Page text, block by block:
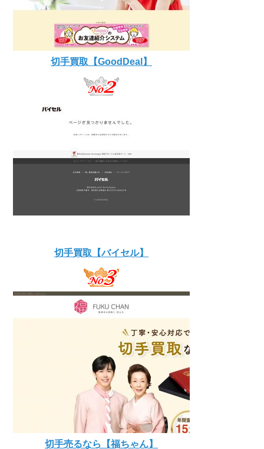
切手買取【GoodDeal】
切手買取【バイセル】
切手売るなら【福ちゃん】